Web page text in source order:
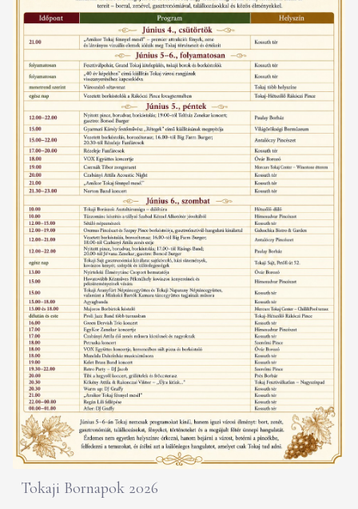
Tokaji Bornapok 2026